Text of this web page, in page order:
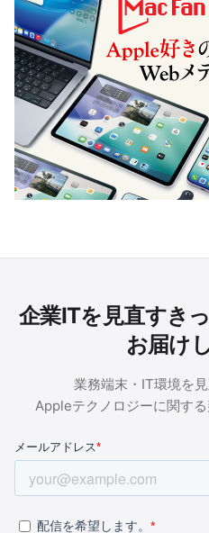
企業ITを見直すき
お届け
業務端末・IT環境を見
Appleテクノロジーに関する